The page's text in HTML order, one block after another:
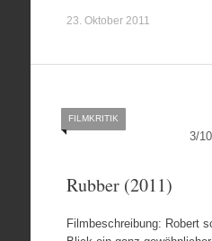
23. Oktober 2011
3/10
FILMKRITIK
Rubber (2011)
Filmbeschreibung: Robert